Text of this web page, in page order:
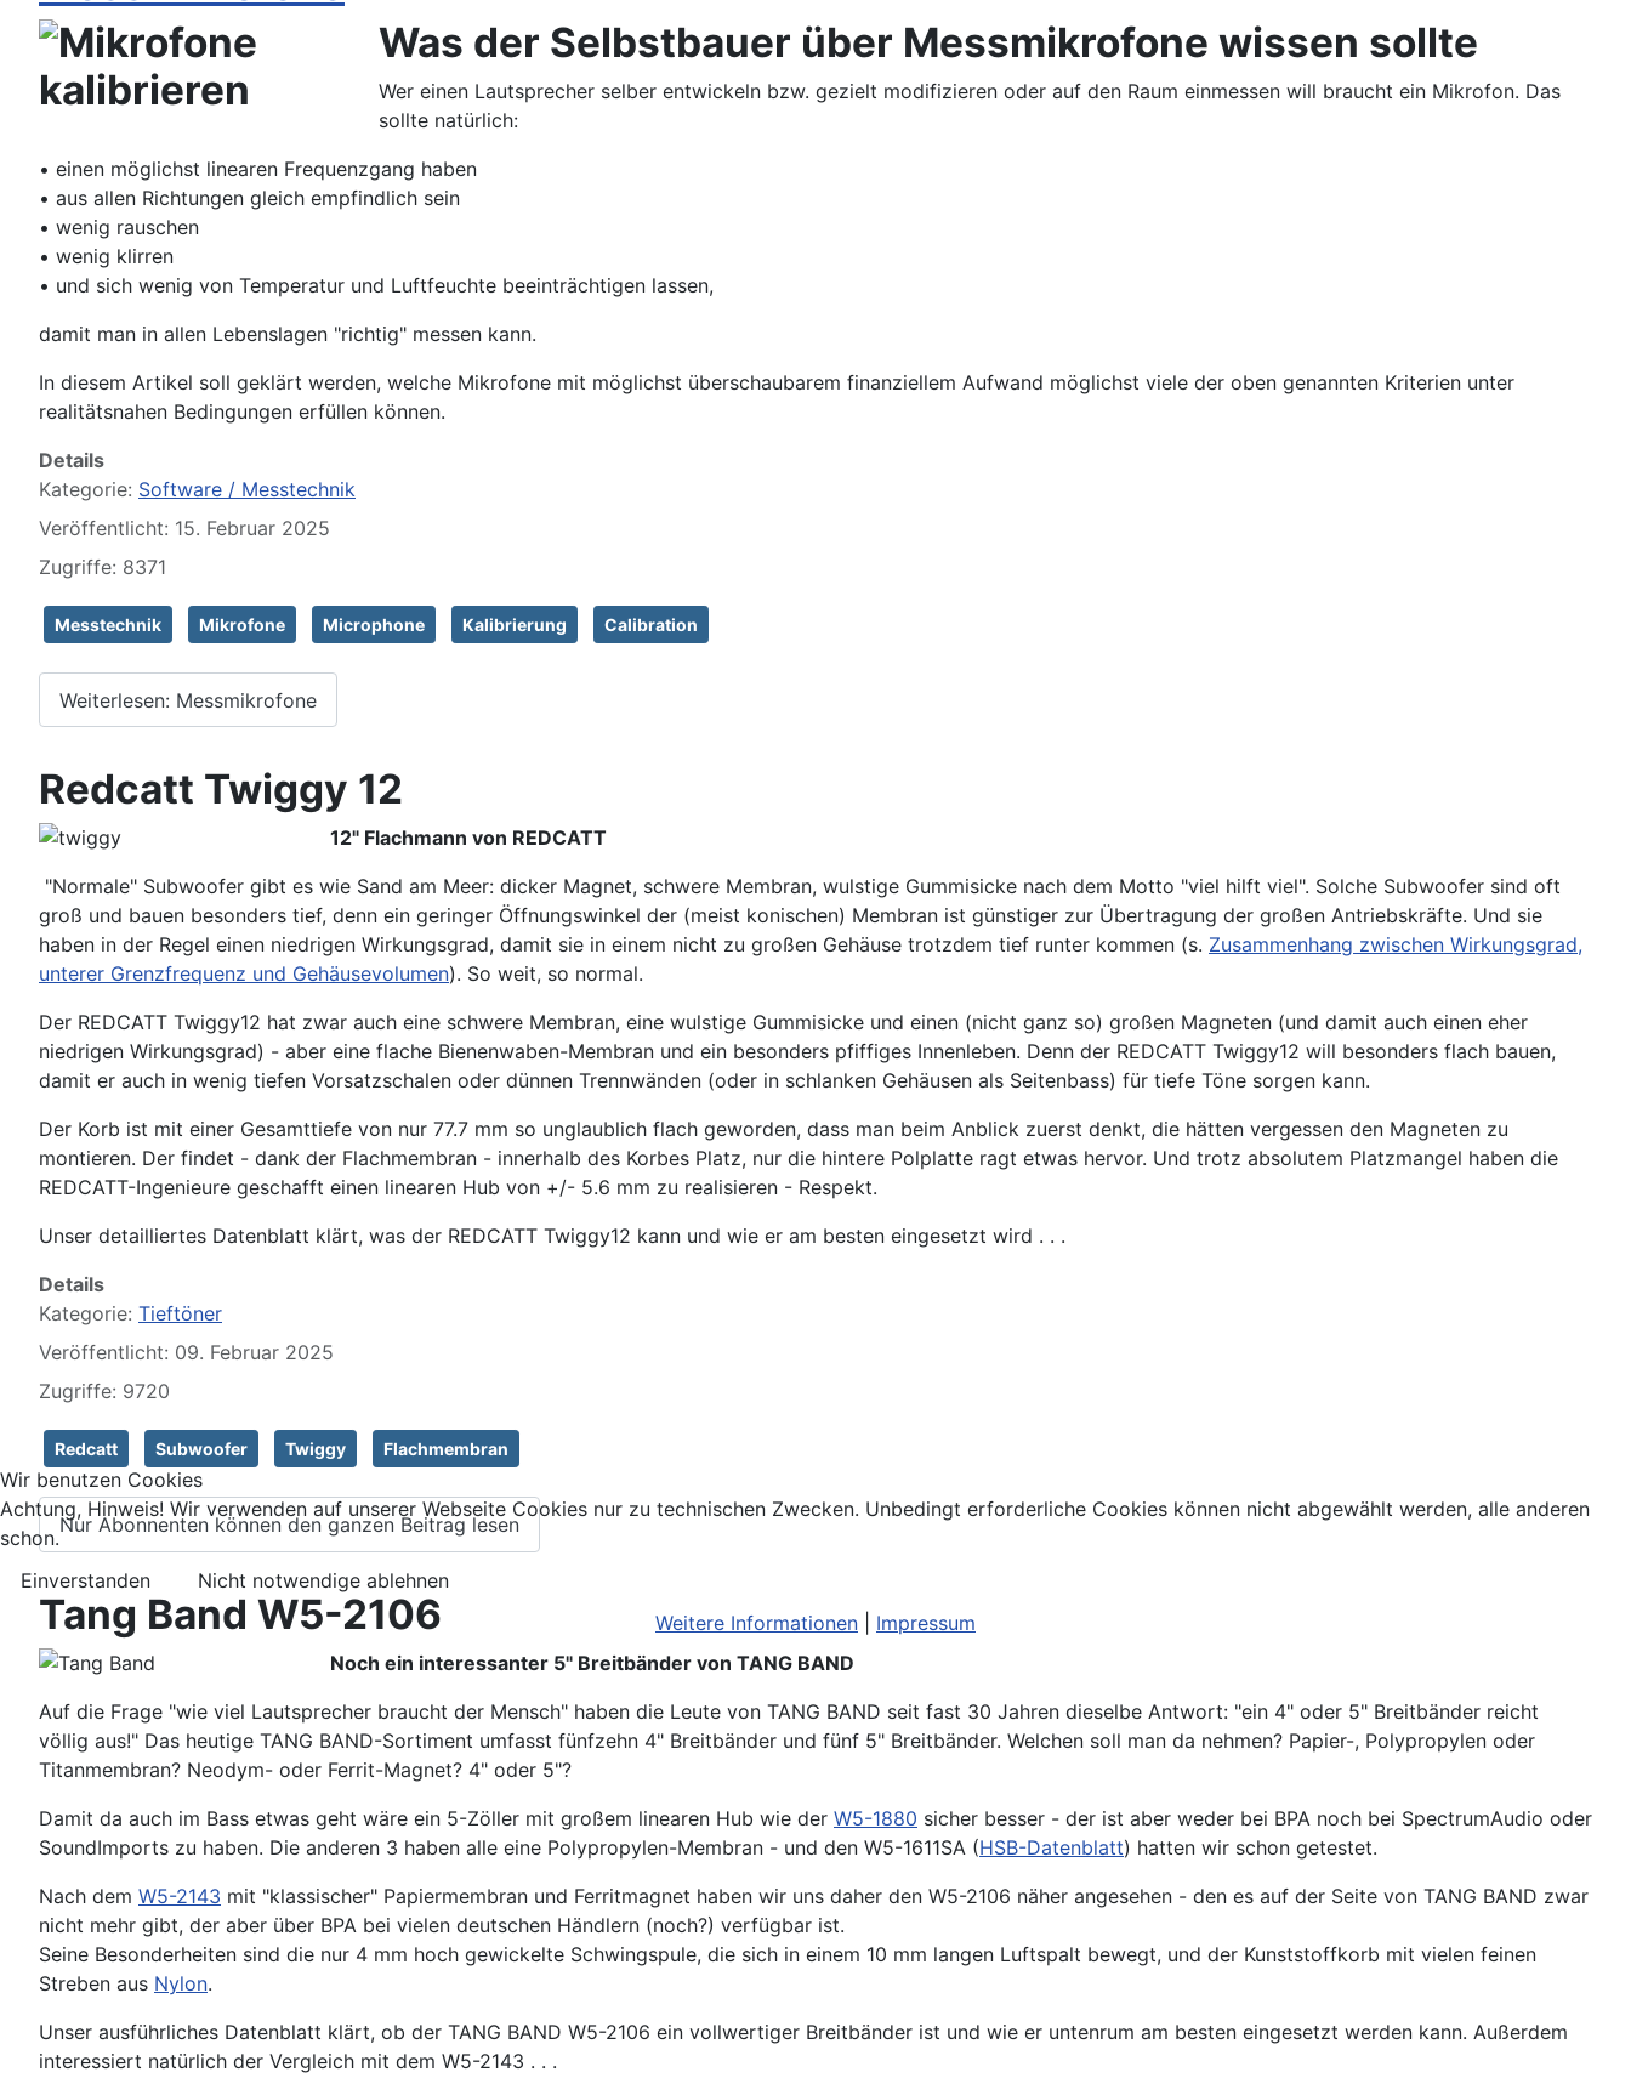
Was der Selbstbauer über Messmikrofone wissen sollte
Wer einen Lautsprecher selber entwickeln bzw. gezielt modifizieren oder auf den Raum einmessen will braucht ein Mikrofon. Das
sollte natürlich:
• einen möglichst linearen Frequenzgang haben
• aus allen Richtungen gleich empfindlich sein
• wenig rauschen
• wenig klirren
• und sich wenig von Temperatur und Luftfeuchte beeinträchtigen lassen,
damit man in allen Lebenslagen "richtig" messen kann.
In diesem Artikel soll geklärt werden, welche Mikrofone mit möglichst überschaubarem finanziellem Aufwand möglichst viele der oben genannten Kriterien unter
realitätsnahen Bedingungen erfüllen können.
Details
Kategorie: Software / Messtechnik
Veröffentlicht: 15. Februar 2025
Zugriffe: 8371
Messtechnik Mikrofone Microphone Kalibrierung Calibration
Weiterlesen: Messmikrofone
Redcatt Twiggy 12
12" Flachmann von REDCATT
"Normale" Subwoofer gibt es wie Sand am Meer: dicker Magnet, schwere Membran, wulstige Gummisicke nach dem Motto "viel hilft viel". Solche Subwoofer sind oft
groß und bauen besonders tief, denn ein geringer Öffnungswinkel der (meist konischen) Membran ist günstiger zur Übertragung der großen Antriebskräfte. Und sie
haben in der Regel einen niedrigen Wirkungsgrad, damit sie in einem nicht zu großen Gehäuse trotzdem tief runter kommen (s. Zusammenhang zwischen Wirkungsgrad,
unterer Grenzfrequenz und Gehäusevolumen). So weit, so normal.
Der REDCATT Twiggy12 hat zwar auch eine schwere Membran, eine wulstige Gummisicke und einen (nicht ganz so) großen Magneten (und damit auch einen eher
niedrigen Wirkungsgrad) - aber eine flache Bienenwaben-Membran und ein besonders pfiffiges Innenleben. Denn der REDCATT Twiggy12 will besonders flach bauen,
damit er auch in wenig tiefen Vorsatzschalen oder dünnen Trennwänden (oder in schlanken Gehäusen als Seitenbass) für tiefe Töne sorgen kann.
Der Korb ist mit einer Gesamttiefe von nur 77.7 mm so unglaublich flach geworden, dass man beim Anblick zuerst denkt, die hätten vergessen den Magneten zu
montieren. Der findet - dank der Flachmembran - innerhalb des Korbes Platz, nur die hintere Polplatte ragt etwas hervor. Und trotz absolutem Platzmangel haben die
REDCATT-Ingenieure geschafft einen linearen Hub von +/- 5.6 mm zu realisieren - Respekt.
Unser detailliertes Datenblatt klärt, was der REDCATT Twiggy12 kann und wie er am besten eingesetzt wird . . .
Details
Kategorie: Tieftöner
Veröffentlicht: 09. Februar 2025
Zugriffe: 9720
Redcatt Subwoofer Twiggy Flachmembran
Nur Abonnenten können den ganzen Beitrag lesen
Tang Band W5-2106
Noch ein interessanter 5" Breitbänder von TANG BAND
Auf die Frage "wie viel Lautsprecher braucht der Mensch" haben die Leute von TANG BAND seit fast 30 Jahren dieselbe Antwort: "ein 4" oder 5" Breitbänder reicht
völlig aus!" Das heutige TANG BAND-Sortiment umfasst fünfzehn 4" Breitbänder und fünf 5" Breitbänder. Welchen soll man da nehmen? Papier-, Polypropylen oder
Titanmembran? Neodym- oder Ferrit-Magnet? 4" oder 5"?
Damit da auch im Bass etwas geht wäre ein 5-Zöller mit großem linearen Hub wie der W5-1880 sicher besser - der ist aber weder bei BPA noch bei SpectrumAudio oder
SoundImports zu haben. Die anderen 3 haben alle eine Polypropylen-Membran - und den W5-1611SA (HSB-Datenblatt) hatten wir schon getestet.
Nach dem W5-2143 mit "klassischer" Papiermembran und Ferritmagnet haben wir uns daher den W5-2106 näher angesehen - den es auf der Seite von TANG BAND zwar
nicht mehr gibt, der aber über BPA bei vielen deutschen Händlern (noch?) verfügbar ist.
Seine Besonderheiten sind die nur 4 mm hoch gewickelte Schwingspule, die sich in einem 10 mm langen Luftspalt bewegt, und der Kunststoffkorb mit vielen feinen
Streben aus Nylon.
Unser ausführliches Datenblatt klärt, ob der TANG BAND W5-2106 ein vollwertiger Breitbänder ist und wie er untenrum am besten eingesetzt werden kann. Außerdem
interessiert natürlich der Vergleich mit dem W5-2143 . . .
Wir benutzen Cookies
Achtung, Hinweis! Wir verwenden auf unserer Webseite Cookies nur zu technischen Zwecken. Unbedingt erforderliche Cookies können nicht abgewählt werden, alle anderen
schon.
Einverstanden
Nicht notwendige ablehnen
Weitere Informationen
Impressum